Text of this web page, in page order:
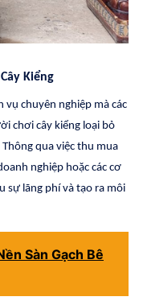
Kiểng
vụ chuyên nghiệp mà các
chơi cây kiểng loại bỏ
qua việc thu mua
nghiệp hoặc các cơ
sự lãng phí và tạo ra môi
Sàn Gạch Bê